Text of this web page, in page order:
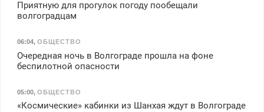
Приятную для прогулок погоду пообещали
волгоградцам
06:04, ОБЩЕСТВО
Очередная ночь в Волгограде прошла на фоне
беспилотной опасности
05:00, ОБЩЕСТВО
«Космические» кабинки из Шанхая ждут в Волгограде